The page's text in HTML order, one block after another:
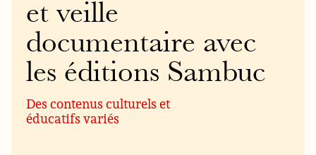
et veille
documentaire avec
les éditions Sambuc
Des contenus culturels et
éducatifs variés